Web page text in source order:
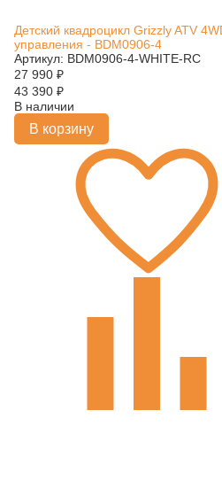
Детский квадроцикл Grizzly ATV
управления - BDM0906-4
Артикул: BDM0906-4-WHITE-RC
27 990 ₽
43 390 ₽
В наличии
В корзину